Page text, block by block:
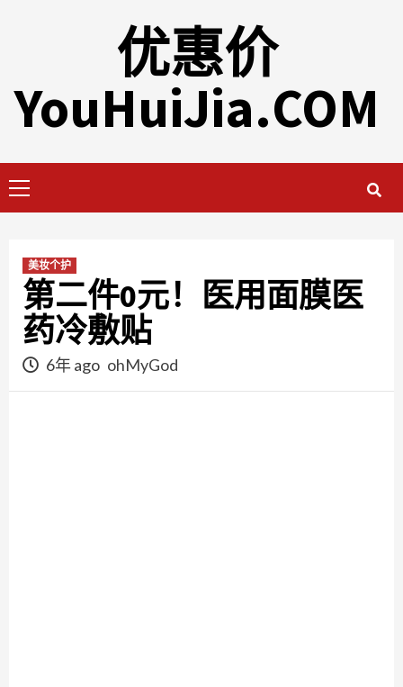
优惠价
YouHuiJia.COM
Menu
美妆个护
第二件0元！医用面膜医
药冷敷贴
6年 ago ohMyGod